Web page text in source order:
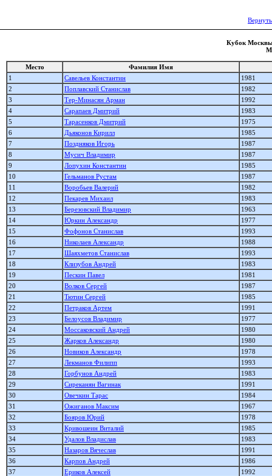
Кубок Москвы
Место
Фамилия Имя
1
Савельев Константин
1981
2
Поплавский Станислав
1982
3
Тер-Минасян Арман
1992
4
Сарапаев Дмитрий
1983
5
Тарасенков Дмитрий
1975
6
Дьяконов Кирилл
1985
7
Поздняков Игорь
1987
8
Мусич Владимир
1987
9
Лопухин Константин
1985
10
Гельманов Рустам
1987
11
Воробьев Валерий
1982
12
Пекарев Михаил
1983
13
Березовский Владимир
1963
14
Юркин Александр
1977
15
Фофонов Станислав
1993
16
Николаев Александр
1988
17
Шаяхметов Станислав
1993
18
Клизубов Андрей
1983
19
Пескин Павел
1981
20
Волков Сергей
1987
21
Тютин Сергей
1985
22
Петраков Артем
1991
23
Белоусов Владимир
1977
24
Моссаковский Андрей
1980
25
Жарков Александр
1980
26
Новиков Александр
1978
27
Лекманов Филипп
1993
28
Горбунов Андрей
1983
29
Сиреканян Вагинак
1991
30
Овечкин Тарас
1984
31
Ожиганов Максим
1967
32
Бояров Юрий
1978
33
Кривошеин Виталий
1985
34
Удалов Владислав
1983
35
Назаров Вячеслав
1991
36
Карпов Андрей
1986
37
Ериков Алексей
1992